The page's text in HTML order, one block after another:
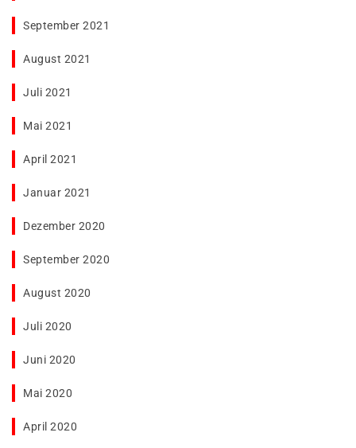
September 2021
August 2021
Juli 2021
Mai 2021
April 2021
Januar 2021
Dezember 2020
September 2020
August 2020
Juli 2020
Juni 2020
Mai 2020
April 2020